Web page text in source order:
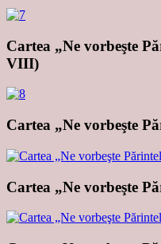
Cartea „Ne vorbeşte
VIII)
Cartea „Ne vorbeşte
Cartea „Ne vorbeşte